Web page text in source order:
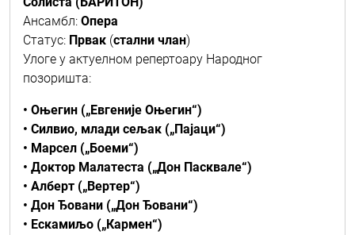
Ансамбл: Опера
Статус: Првак (стални члан)
Улоге у актуелном репертоару Народног
позоришта:
• Оњегин („Евгеније Оњегин“)
• Силвио, млади сељак („Пајаци“)
• Марсел („Боеми“)
• Доктор Малатеста („Дон Пасквале“)
• Алберт („Вертер“)
• Дон Ђовани („Дон Ђовани“)
• Ескамиљо („Кармен“)